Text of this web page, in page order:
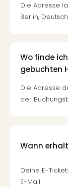
Die Adresse
Berlin,
Wo finde
gebuchten
Die Adresse
der
Wann
Deine E-
E-Mail.